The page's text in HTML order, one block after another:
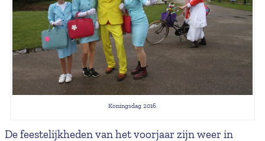
Koningsdag 2016.
De feestelijkheden van het voorjaar zijn weer in